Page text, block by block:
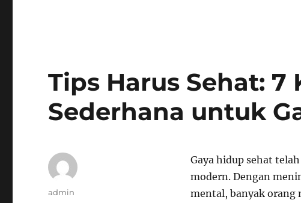
Tips Harus Sehat: 7
Sederhana untuk
Gaya hidup sehat
modern. Dengan
mental, banyak orang
Author
admin